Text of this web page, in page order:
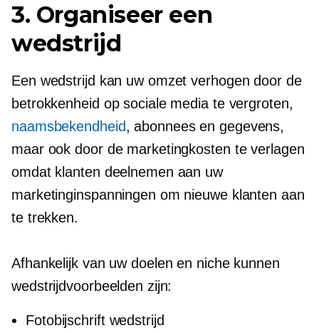
3. Organiseer een
wedstrijd
Een wedstrijd kan uw omzet verhogen door de
betrokkenheid op sociale media te vergroten,
naamsbekendheid, abonnees en gegevens,
maar ook door de marketingkosten te verlagen
omdat klanten deelnemen aan uw
marketinginspanningen om nieuwe klanten aan
te trekken.
Afhankelijk van uw doelen en niche kunnen
wedstrijdvoorbeelden zijn:
Fotobijschrift wedstrijd